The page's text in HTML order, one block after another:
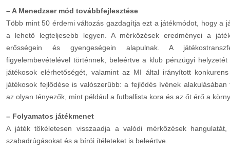
– A Menedzser mód továbbfejlesztése
Több mint 50 érdemi változás gazdagítja ezt a játékmódot, hogy a
a lehető legteljesebb legyen. A mérkőzések eredményei a
erősségein és gyengeségein alapulnak. A
figyelembevételével történnek, beleértve a klub pénzügyi
játékosok elérhetőségét, valamint az MI által irányított
játékosok fejlődése is valószerűbb: a fejlődés ívének
az olyan tényezők, mint például a futballista kora és az őt érő a
– Folyamatos játékmenet
A játék tökéletesen visszaadja a valódi mérkőzések
szabadrúgásokat és a bírói ítéleteket is beleértve.